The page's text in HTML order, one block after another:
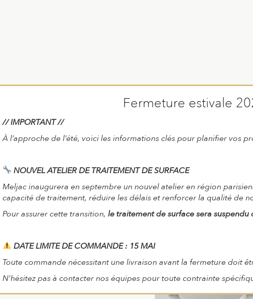
Fermeture estivale
// IMPORTANT //
À l’approche de l’été, voici les informations clés pour planifier vos
NOUVEL ATELIER DE TRAITEMENT DE SURFACE
Meljac inaugurera en septembre un nouvel atelier en région
capacité de traitement, réduire les délais et renforcer la qualité de
Pour assurer cette transition, le traitement de surface sera
DATE LIMITE DE COMMANDE : 15 MAI
Toute commande nécessitant une livraison avant la fermeture doit
N’hésitez pas à contacter nos équipes pour toute contrainte